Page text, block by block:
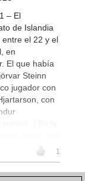
– El
de Islandia
entre el 22 y el
en
El que había
Steinn
jugador con
con
1